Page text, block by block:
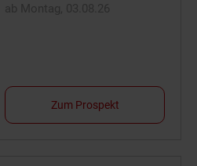
Zum Prospekt